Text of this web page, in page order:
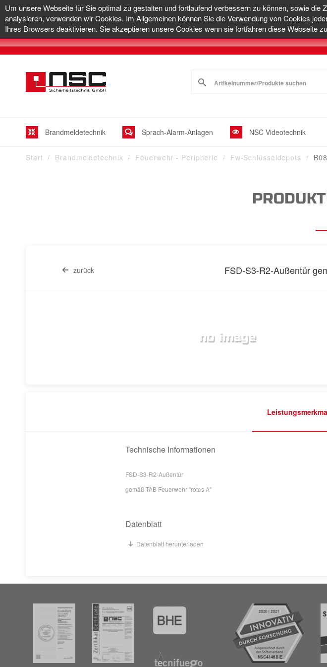
Um unsere Webseite für Sie optimal zu gestalten und fortlaufend verbessern zu können, sowie die
analysieren, verwenden wir Cookies. Im Allgemeinen können Sie die Verwendung von Cookies
Ihres Browsers deaktivieren. Sie akzeptieren unsere Cookies wenn sie fortfahren diese Webseite
Brandmeldetechnik Sprach-Alarm-Anlagen NSC Videotechnik
Start Brandmeldetechnik Feuerwehr - Peripherie Fw-Schlüsseldepots
zurück FSD-S3-R2-Außentür
Technische Informationen
FSD-S3-R2-Außentür
gemäß TAB Feuerwehr "rotes A"
Datenblatt
Datenblatt herunterladen